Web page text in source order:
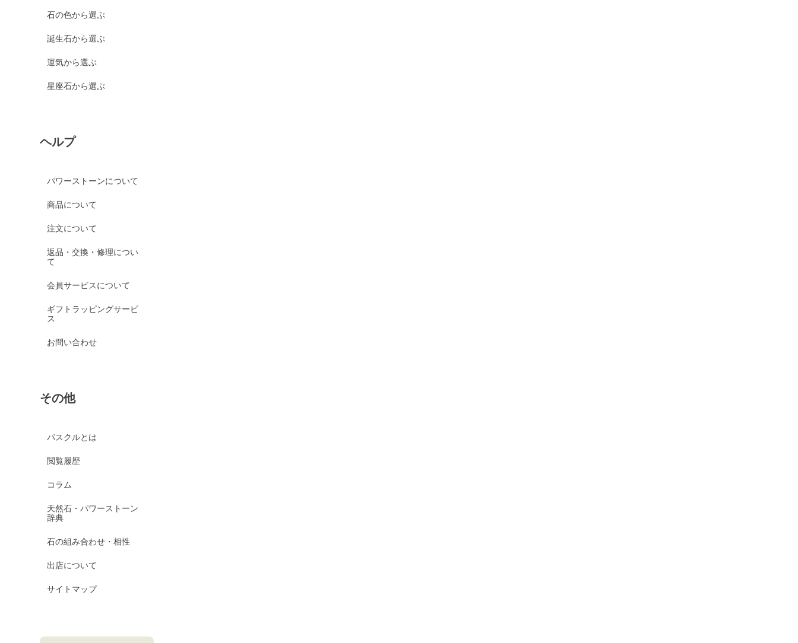
石の色から選ぶ
誕生石から選ぶ
運気から選ぶ
星座石から選ぶ
ヘルプ
パワーストーンについて
商品について
注文について
返品・交換・修理につい
て
会員サービスについて
ギフトラッピングサービ
ス
お問い合わせ
その他
パスクルとは
閲覧履歴
コラム
天然石・パワーストーン
辞典
石の組み合わせ・相性
出店について
サイトマップ